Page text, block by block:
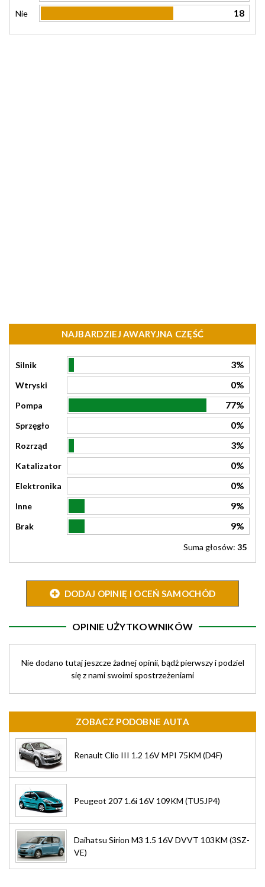
Nie 18
NAJBARDZIEJ AWARYJNA CZĘŚĆ
Silnik 3%
Wtryski 0%
Pompa 77%
Sprzęgło 0%
Rozrząd 3%
Katalizator 0%
Elektronika 0%
Inne 9%
Brak 9%
Suma głosów: 35
DODAJ OPINIĘ I OCEŃ SAMOCHÓD
OPINIE UŻYTKOWNIKÓW
Nie dodano tutaj jeszcze żadnej opinii, bądż pierwszy i podziel
się z nami swoimi spostrzeżeniami
ZOBACZ PODOBNE AUTA
Renault Clio III 1.2 16V MPI 75KM (D4F)
Peugeot 207 1.6i 16V 109KM (TU5JP4)
Daihatsu Sirion M3 1.5 16V DVVT 103KM (3SZ-
VE)